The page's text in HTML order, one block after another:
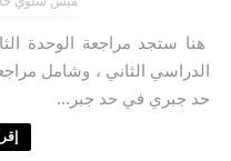
هنا ستجد مراجعة الوحدة
الدراسي الثاني ، وشامل
حد جبري في حد جبر...